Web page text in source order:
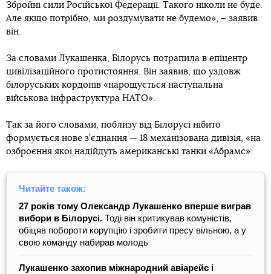
Збройні сили Російської Федерації. Такого ніколи не буде.
Але якщо потрібно, ми роздумувати не будемо», – заявив
він.
За словами Лукашенка, Білорусь потрапила в епіцентр
цивілізаційного протистояння. Він заявив, що уздовж
білоруських кордонів «нарощується наступальна
військова інфраструктура НАТО».
Так за його словами, поблизу від Білорусі нібито
формується нове з’єднання — 18 механізована дивізія, «на
озброєння якої надійдуть американські танки «Абрамс».
Читайте також:
27 років тому Олександр Лукашенко вперше виграв
вибори в Білорусі. Тоді він критикував комуністів,
обіцяв побороти корупцію і зробити пресу вільною, а у
свою команду набирав молодь
Лукашенко захопив міжнародний авіарейс і